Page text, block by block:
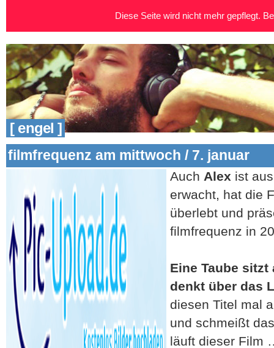
[ engel ]
filmfrequenz am mittwoch / 7. januar
Auch Alex ist
erwacht, hat die
überlebt und
filmfrequenz in
Eine Taube
denkt über das
diesen Titel mal
und schmeißt
läuft dieser
Diese Seite wird nicht mehr gepflegt.